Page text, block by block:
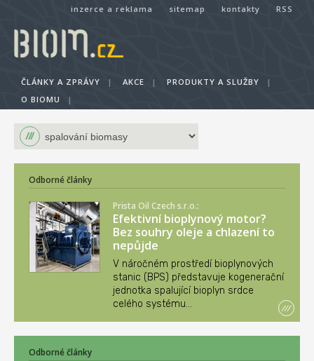
inzerce a reklama sitemap kontakty RSS
ČLÁNKY A ZPRÁVY | AKCE | PRODUKTY A SLUŽBY
|
O BIOMU
|
Odborné články
Prista Oil Czech s.r.o.:
Efektivní bioplynový motor?
Bez souhry oleje a chlazení to
nepůjde
V náročném prostředí bioplynových
stanic (BPS) představuje kogenerační
jednotka spalující bioplyn srdce
celého systému...
Odborné články